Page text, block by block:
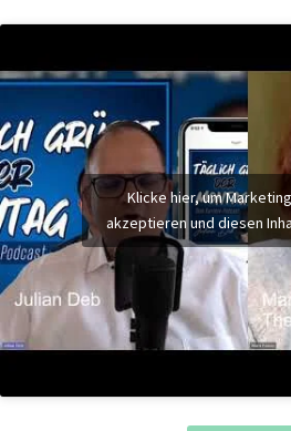
Klicke hier, um
akzeptieren und diesen